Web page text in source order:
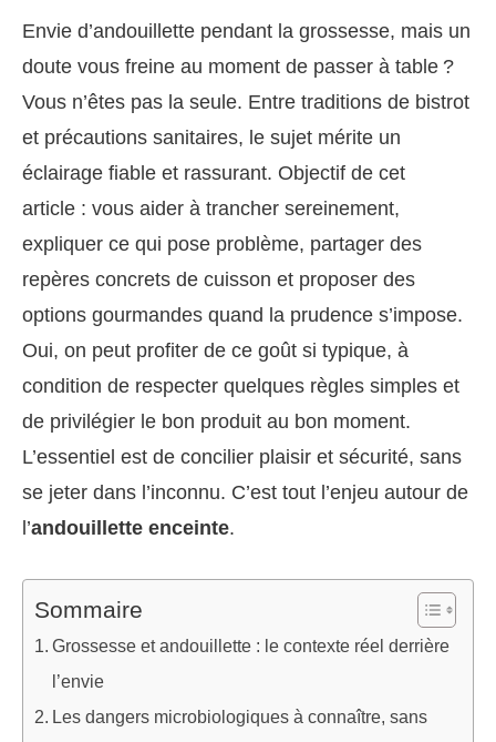
Envie d’andouillette pendant la grossesse, mais un
doute vous freine au moment de passer à table ?
Vous n’êtes pas la seule. Entre traditions de bistrot
et précautions sanitaires, le sujet mérite un
éclairage fiable et rassurant. Objectif de cet
article : vous aider à trancher sereinement,
expliquer ce qui pose problème, partager des
repères concrets de cuisson et proposer des
options gourmandes quand la prudence s’impose.
Oui, on peut profiter de ce goût si typique, à
condition de respecter quelques règles simples et
de privilégier le bon produit au bon moment.
L’essentiel est de concilier plaisir et sécurité, sans
se jeter dans l’inconnu. C’est tout l’enjeu autour de
l’andouillette enceinte.
Sommaire
Grossesse et andouillette : le contexte réel derrière
l’envie
Les dangers microbiologiques à connaître, sans